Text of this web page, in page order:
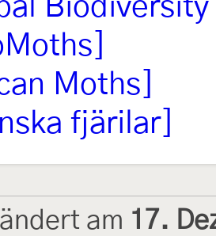
Moths]
fjärilar]
am 17.